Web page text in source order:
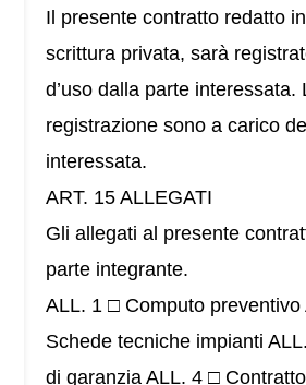
Il presente contratto redatto
scrittura privata, sarà
d’uso dalla parte interessata.
registrazione sono a carico
interessata.
ART. 15 ALLEGATI
Gli allegati al presente
parte integrante.
ALL. 1 □ Computo preventivo
Schede tecniche impianti
di garanzia ALL. 4 □